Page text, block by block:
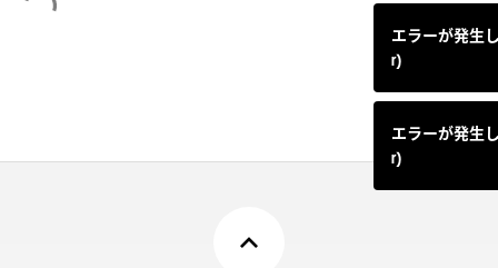
エラーが発生
r)
エラーが発生
r)